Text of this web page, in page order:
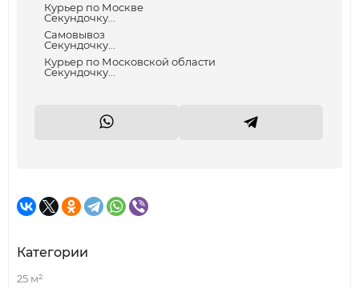
Курьер по Москве
Секундочку...
Самовывоз
Секундочку...
Курьер по Московской области
Секундочку...
Категории
25 м²